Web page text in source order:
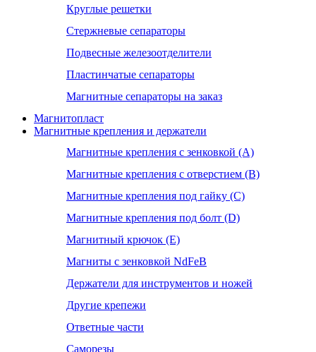
Круглые решетки
Стержневые сепараторы
Подвесные железоотделители
Пластинчатые сепараторы
Магнитные сепараторы на заказ
Магнитопласт
Магнитные крепления и держатели
Магнитные крепления с зенковкой (А)
Магнитные крепления с отверстием (В)
Магнитные крепления под гайку (С)
Магнитные крепления под болт (D)
Магнитный крючок (Е)
Магниты с зенковкой NdFeB
Держатели для инструментов и ножей
Другие крепежи
Ответные части
Саморезы